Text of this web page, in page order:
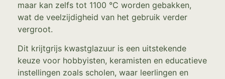
maar kan zelfs tot 1100 °C worden gebakken,
wat de veelzijdigheid van het gebruik verder
vergroot.
Dit krijtgrijs kwastglazuur is een uitstekende
keuze voor hobbyisten, keramisten en educatieve
instellingen zoals scholen, waar leerlingen en